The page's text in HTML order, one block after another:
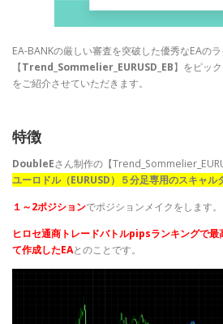
EA-BANKの厳しい審査を突破した優秀なEAの
【Trend_Sommelier_EURUSD_EB】をピッ
をご紹介させていただきます。
特徴
DoubleEさん制作の【
ユーロドル（EURUSD）５分足専用のスキャル
１～2ポジションでポジションメイクをします。
ヒロセ通商トレードバトルpipsランキングで最
て作成したEAとのことです。